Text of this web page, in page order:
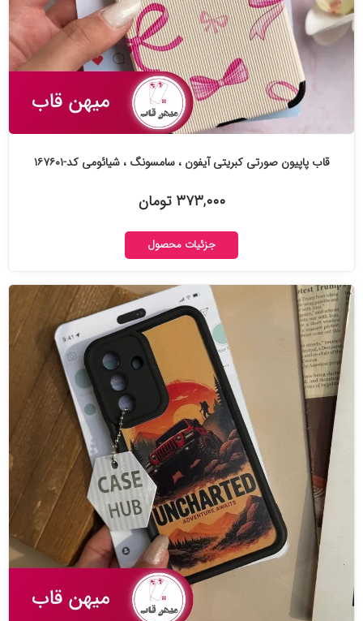
قاب پاپیون صورتی کبریتی آیفون ، سامسونگ ، شیائومی کد-۱۶۷۶۰۱
۳۷۳,۰۰۰ تومان
جزئیات محصول